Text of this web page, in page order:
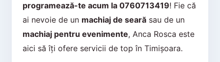
programează-te acum la 0760713419! Fie că
ai nevoie de un machiaj de searăsau de un
machiaj pentru evenimente, Anca Rosca este
aici să îți ofere servicii de top în Timișoara.